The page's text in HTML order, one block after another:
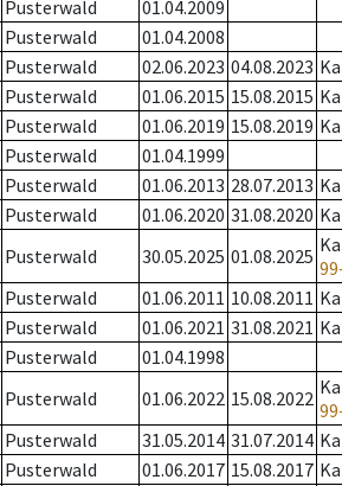
Pusterwald
01.04.2009
Pusterwald
01.04.2008
Pusterwald 02.06.2023 04.08.2023
Pusterwald 01.06.2015 15.08.2015
Pusterwald 01.06.2019 15.08.2019
Pusterwald
01.04.1999
Pusterwald 01.06.2013 28.07.2013
Pusterwald 01.06.2020 31.08.2020
Pusterwald 30.05.2025 01.08.2025
Pusterwald 01.06.2011 10.08.2011
Pusterwald 01.06.2021 31.08.2021
Pusterwald
01.04.1998
Pusterwald 01.06.2022 15.08.2022
Pusterwald 31.05.2014 31.07.2014
Pusterwald 01.06.2017 15.08.2017